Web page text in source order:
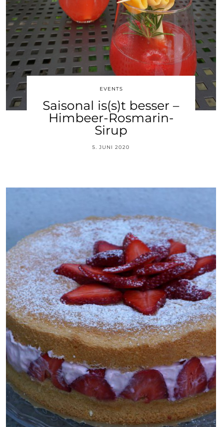
EVENTS
Saisonal is(s)t besser –
Himbeer-Rosmarin-
Sirup
5. JUNI 2020